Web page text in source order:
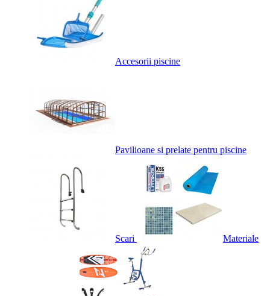
Accesorii piscine
Pavilioane si prelate pentru piscine
Scari Materiale